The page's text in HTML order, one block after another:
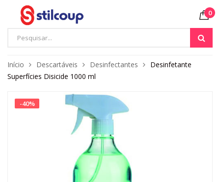
0
Início Descartáveis Desinfectantes
Desinfetante
Superfícies Disicide 1000 ml
-40%